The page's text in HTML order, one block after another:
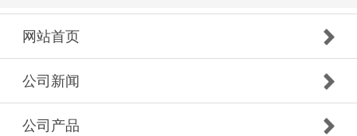
网站首页
公司新闻
公司产品